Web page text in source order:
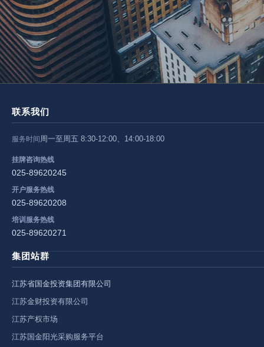
联系我们
服务时间周一至周五 8:30-12:00、14:00-18:00
挂牌咨询热线
025-89620245
开户服务热线
025-89620208
培训服务热线
025-89620271
集团站群
江苏省国金投资集团有限公司
江苏金财投资有限公司
江苏产权市场
江苏国金阳光采购服务平台